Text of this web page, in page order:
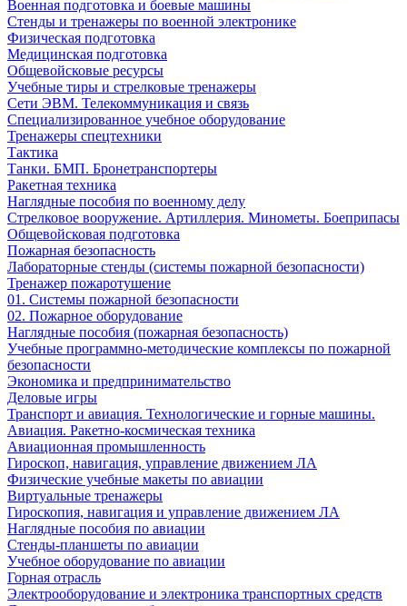
Военная подготовка и боевые машины
Стенды и тренажеры по военной электронике
Физическая подготовка
Медицинская подготовка
Общевойсковые ресурсы
Учебные тиры и стрелковые тренажеры
Сети ЭВМ. Телекоммуникация и связь
Специализированное учебное оборудование
Тренажеры спецтехники
Тактика
Танки. БМП. Бронетранспортеры
Ракетная техника
Наглядные пособия по военному делу
Стрелковое вооружение. Артиллерия. Минометы. Боеприпасы
Общевойсковая подготовка
Пожарная безопасность
Лабораторные стенды (системы пожарной безопасности)
Тренажер пожаротушение
01. Системы пожарной безопасности
02. Пожарное оборудование
Наглядные пособия (пожарная безопасность)
Учебные программно-методические комплексы по пожарной
безопасности
Экономика и предпринимательство
Деловые игры
Транспорт и авиация. Технологические и горные машины.
Авиация. Ракетно-космическая техника
Авиационная промышленность
Гироскоп, навигация, управление движением ЛА
Физические учебные макеты по авиации
Виртуальные тренажеры
Гироскопия, навигация и управление движением ЛА
Наглядные пособия по авиации
Стенды-планшеты по авиации
Учебное оборудование по авиации
Горная отрасль
Электрооборудование и электроника транспортных средств